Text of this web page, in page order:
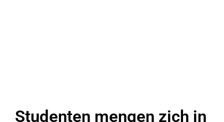
Studenten mengen zich in